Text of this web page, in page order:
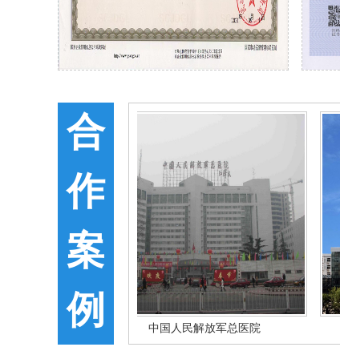
合
作
案
例
中国人民解放军总医院